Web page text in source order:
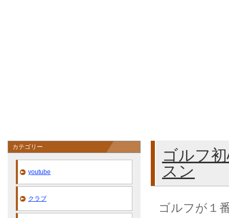
ゴルフ
スン
ゴルフが１
カテゴリー
youtube
クラブ